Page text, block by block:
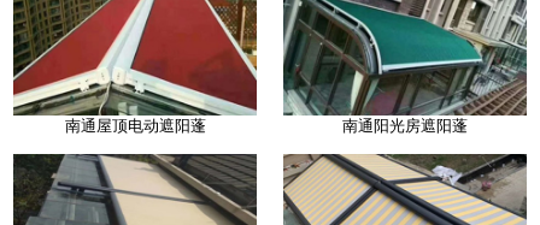
南通屋顶电动遮阳蓬 南通阳光房遮阳蓬